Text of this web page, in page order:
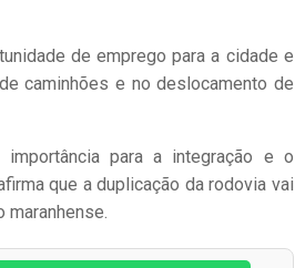
de emprego para a cidade e
caminhões e no deslocamento de
para a integração e o
que a duplicação da rodovia vai